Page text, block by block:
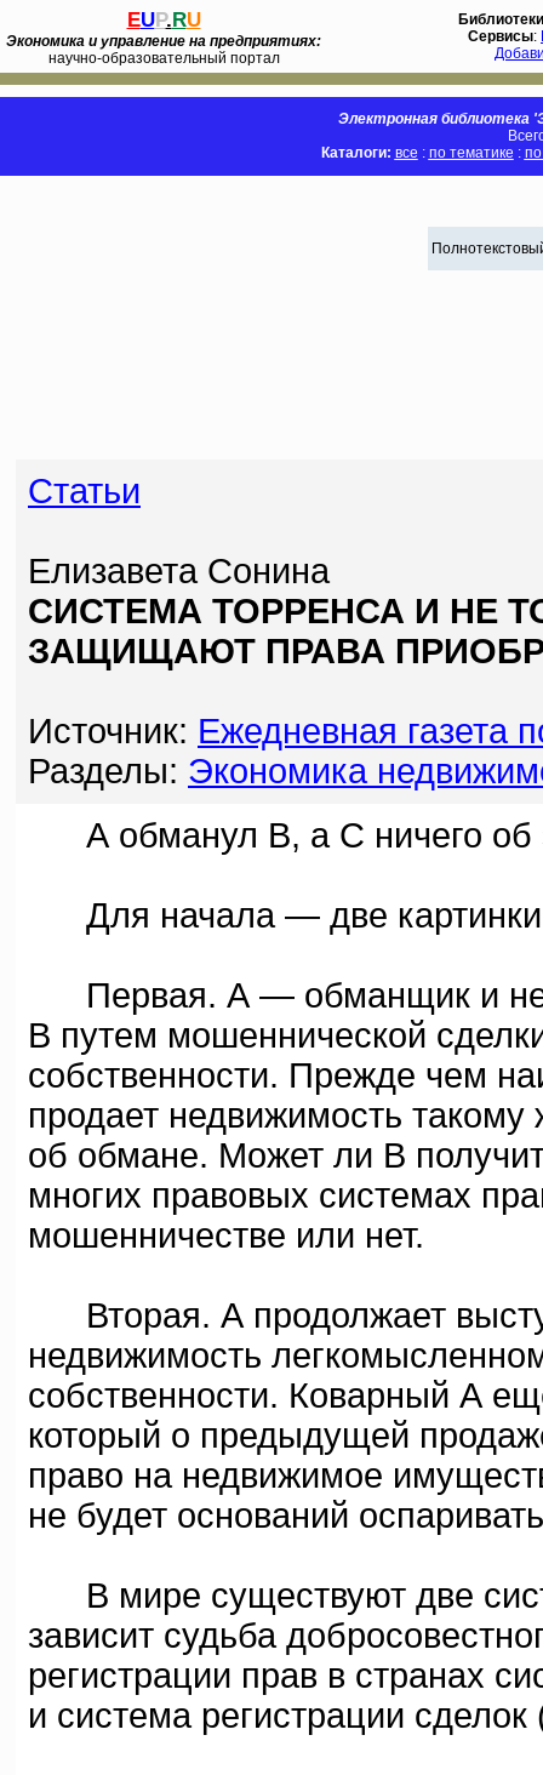
EUP.RU
Экономика и управление на предприятиях:
научно-образовательный портал
Библиотеки
Сервисы:
Электронная библиотека
Каталоги: все : по тематике :
Статьи
Елизавета Сонина
СИСТЕМА ТОРРЕНСА И НЕ
ЗАЩИЩАЮТ ПРАВА
Источник: Ежедневная газета
Разделы: Экономика
А обманул В, а С ничего об
Для начала — две картинки
Первая. А — обманщик и
В путем мошеннической
собственности. Прежде чем
продает недвижимость
об обмане. Может ли В
многих правовых системах
мошенничестве или нет.
Вторая. А продолжает
недвижимость
собственности. Коварный А
который о предыдущей
право на недвижимое
не будет оснований
В мире существуют две
зависит судьба
регистрации прав в странах
и система регистрации